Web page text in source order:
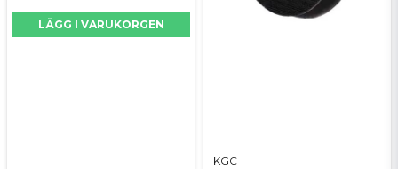
LÄGG I VARUKORGEN
KGC